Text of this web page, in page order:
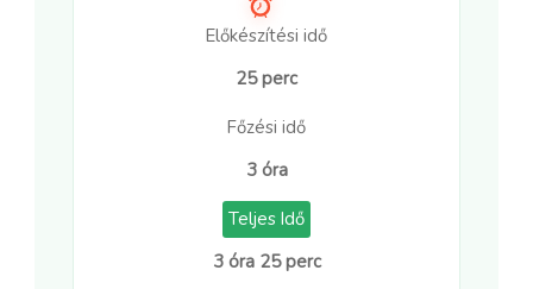
Előkészítési idő
25 perc
Főzési idő
3 óra
Teljes Idő
3 óra 25 perc